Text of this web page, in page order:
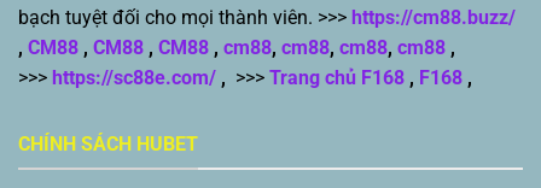
bạch tuyệt đối cho mọi thành viên. >>> https://cm88.buzz/
, CM88 , CM88 , CM88 , cm88, cm88, cm88, cm88 ,
>>> https://sc88e.com/ , >>> Trang chủ F168 , F168 ,
CHÍNH SÁCH HUBET